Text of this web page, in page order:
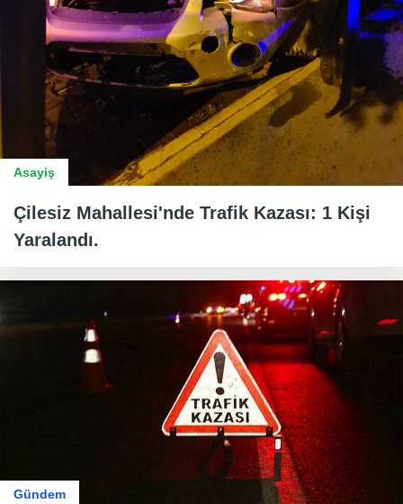
Asayiş
Çilesiz Mahallesi'nde Trafik Kazası: 1 Kişi
Yaralandı.
Gündem